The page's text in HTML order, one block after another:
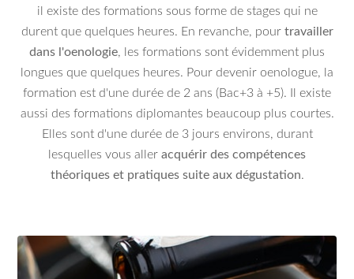
il existe des formations sous forme de stages qui ne
durent que quelques heures. En revanche, pour travailler
dans l'oenologie, les formations sont évidemment plus
longues que quelques heures. Pour devenir oenologue, la
formation est d'une durée de 2 ans (Bac+3 à +5). Il existe
aussi des formations diplomantes beaucoup plus courtes.
Elles sont d'une durée de 3 jours environs, durant
lesquelles vous aller acquérir des compétences
théoriques et pratiques suite aux dégustation.